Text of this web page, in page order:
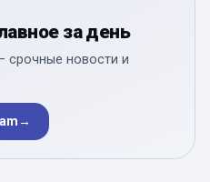
за день
срочные новости и
→